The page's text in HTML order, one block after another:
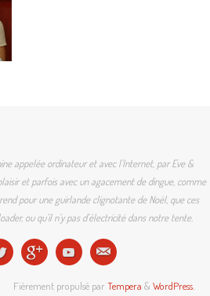
appelée ordinateur et avec l'Internet, par Eve &
et parfois avec un agacement de dingue, comme
pour une guirlande clignotante de Noël, que ces
ou qu'il n'y pas d'électricité dans notre tente.
Fièrement propulsé par Tempera &WordPress.